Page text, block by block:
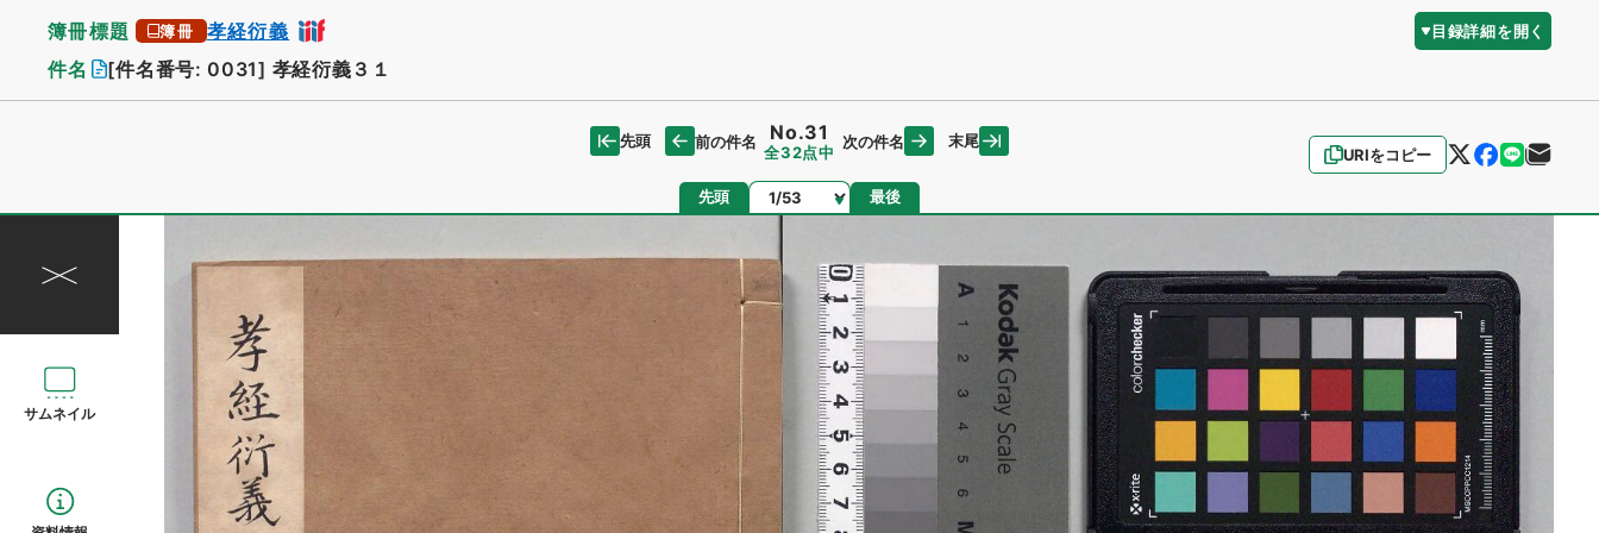
簿冊標題 簿冊 孝経衍義 目録詳細を開く
件名 [件名番号: 0031] 孝経衍義３１
URIをコピー
先頭 前の件名 No.31
全32点中
次の件名 末尾
先頭 ページ 最後
サムネイル